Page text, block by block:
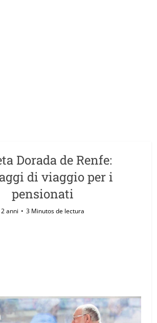
Dorada de Renfe:
di viaggio per i
pensionati
2 anni 3 Minutos de lectura